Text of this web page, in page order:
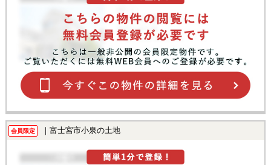
会員限定 ｜富士宮市小泉の土地